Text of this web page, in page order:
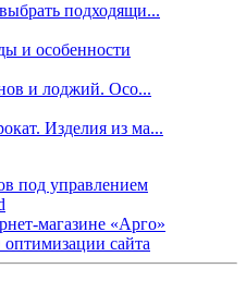
подходящи...
и особенности
и лоджий. Осо...
Изделия из ма...
под управлением
магазине «Арго»
сайта